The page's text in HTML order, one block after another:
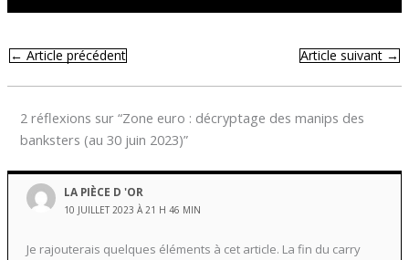
← Article précédent Article suivant →
2 réflexions sur “Zone euro : décryptage des manips des
banksters (au 30 juin 2023)”
LA PIÈCE D 'OR
10 JUILLET 2023 À 21 H 46 MIN
Je rajouterais quelques éléments à cet article. La fin du carry